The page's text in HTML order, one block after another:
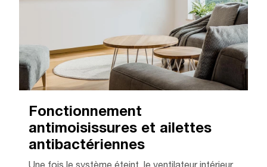
Fonctionnement
antimoisissures et ailettes
antibactériennes